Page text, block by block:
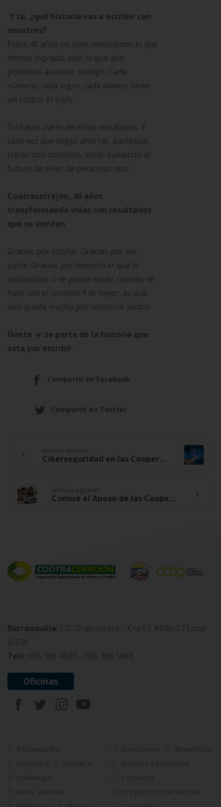
Y tú, ¿qué historia vas a escribir con
nosotros?
Estos 40 años no solo celebramos lo que
hemos logrado, sino lo que aún
podemos alcanzar contigo. Cada
número, cada logro, cada avance tiene
un rostro. El tuyo.
Tú haces parte de estos resultados. Y
cada vez que eliges ahorrar, participar,
crecer con nosotros, estás sumando al
futuro de miles de personas más.
Cootracerrejón, 40 años
transformando vidas con resultados
que se sienten
Gracias por confiar. Gracias por ser
parte. Gracias por demostrar que la
solidaridad sí se puede medir cuando se
hace con el corazón Y lo mejor, es que
aún queda mucho por construir juntos.
Únete y se parte de la historia que
esta por escribir
Compartir en Facebook
Compartir en Twitter
Continue
Artículo anterior
Ciberseguridad en las Cooperativas: Protegiendo tu Futuro Digital
Artículo siguiente
Conoce el Apoyo de las Cooperativas en las Estrategias para Evitar Llegar a un Estado de Insolvencia
Barranquilla: C.C. Gran centro – Cra 53 #68b-57 Local
2-230
Tels: 605 385 4923 – 605 385 5669
Oficinas